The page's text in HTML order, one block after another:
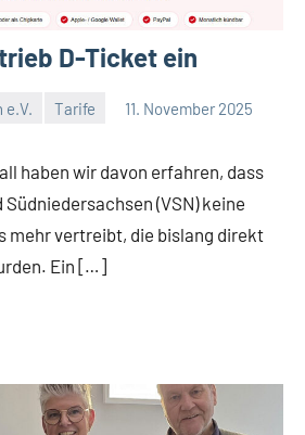
D-Ticket ein
e.V. Tarife 11. November 2025
haben wir davon erfahren, dass
(VSN) keine
mehr vertreibt, die bislang direkt
Ein […]